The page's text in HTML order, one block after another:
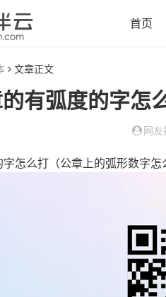
首页
文章正文
有弧度的字怎
网友
怎么打（公章上的弧形数字怎